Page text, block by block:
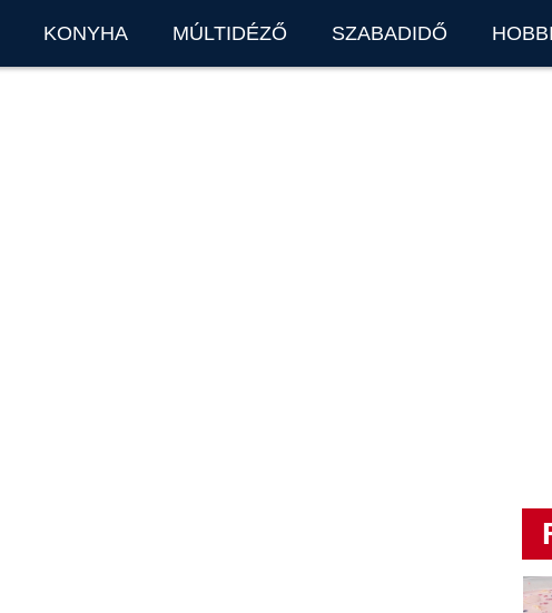
KONYHA MÚLTIDÉZŐ SZABADIDŐ HOBBI